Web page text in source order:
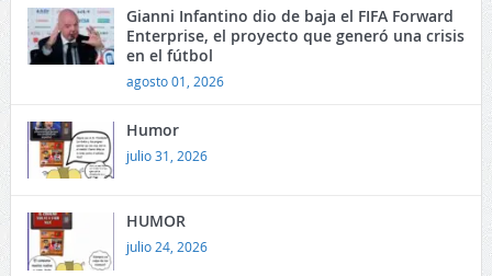
Gianni Infantino dio de baja el FIFA Forward
Enterprise, el proyecto que generó una crisis
en el fútbol
agosto 01, 2026
Humor
julio 31, 2026
HUMOR
julio 24, 2026